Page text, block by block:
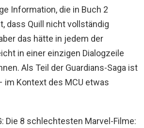
Information, die in Buch 2
dass Quill nicht vollständig
das hätte in jedem der
in einer einzigen Dialogzeile
Als Teil der Guardians-Saga ist
im Kontext des MCU etwas
Die 8 schlechtesten Marvel-Filme: